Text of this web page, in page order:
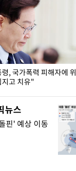
령, 국가폭력 피해자에
지고 치유"
뉴스
핀' 예상 이동